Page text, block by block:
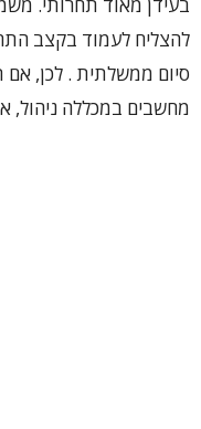
בעידן מאוד תחרותי.
להצליח לעמוד בקצב
סיום ממשלתית . לכן, אם
מחשבים במכללה ניהול,